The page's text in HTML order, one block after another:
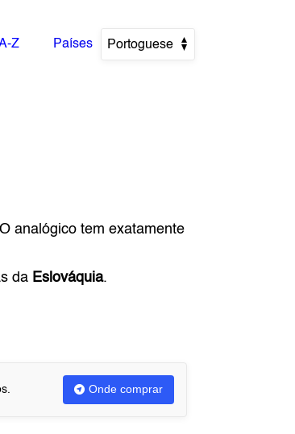
Z Países Portoguese
analógico tem exatamente
da Eslováquia.
Onde comprar